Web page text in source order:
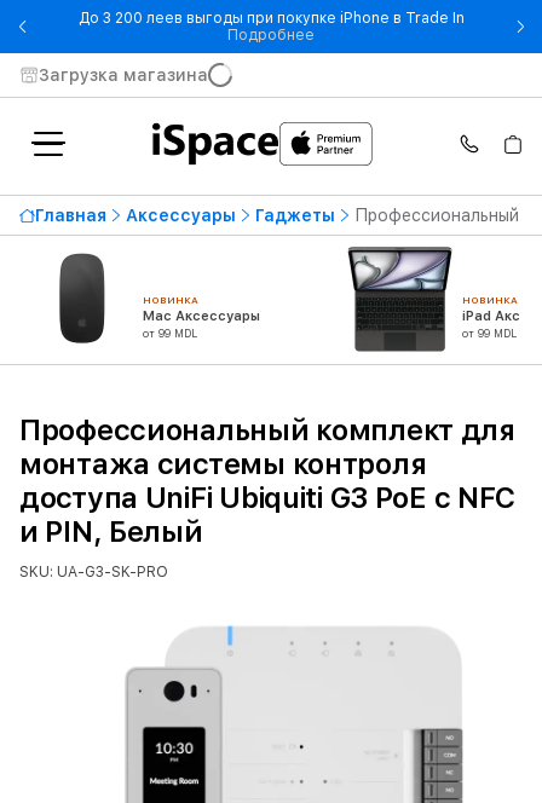
До 3 200 леев выгоды при покупке iPhone в Trade In
Подробнее - До 3 200 леев выгоды при
Загрузка магазина
Главная Аксессуары Гаджеты Профессиональный
НОВИНКА
Mac Аксессуары
от 99 MDL
НОВИНКА
iPad
от 99 MDL
Профессиональный комплект для
монтажа системы контроля
доступа UniFi Ubiquiti G3 PoE с NFC
и PIN, Белый
SKU: UA-G3-SK-PRO